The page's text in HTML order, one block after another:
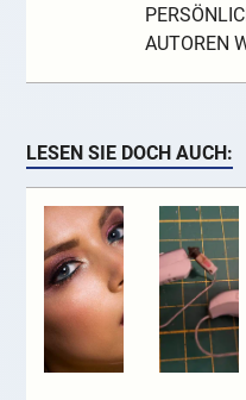
AUTOREN
LESEN SIE DOCH AUCH: